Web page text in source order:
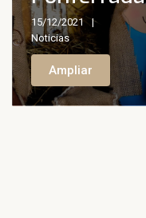
15/12/2021
Noticias
Ampliar